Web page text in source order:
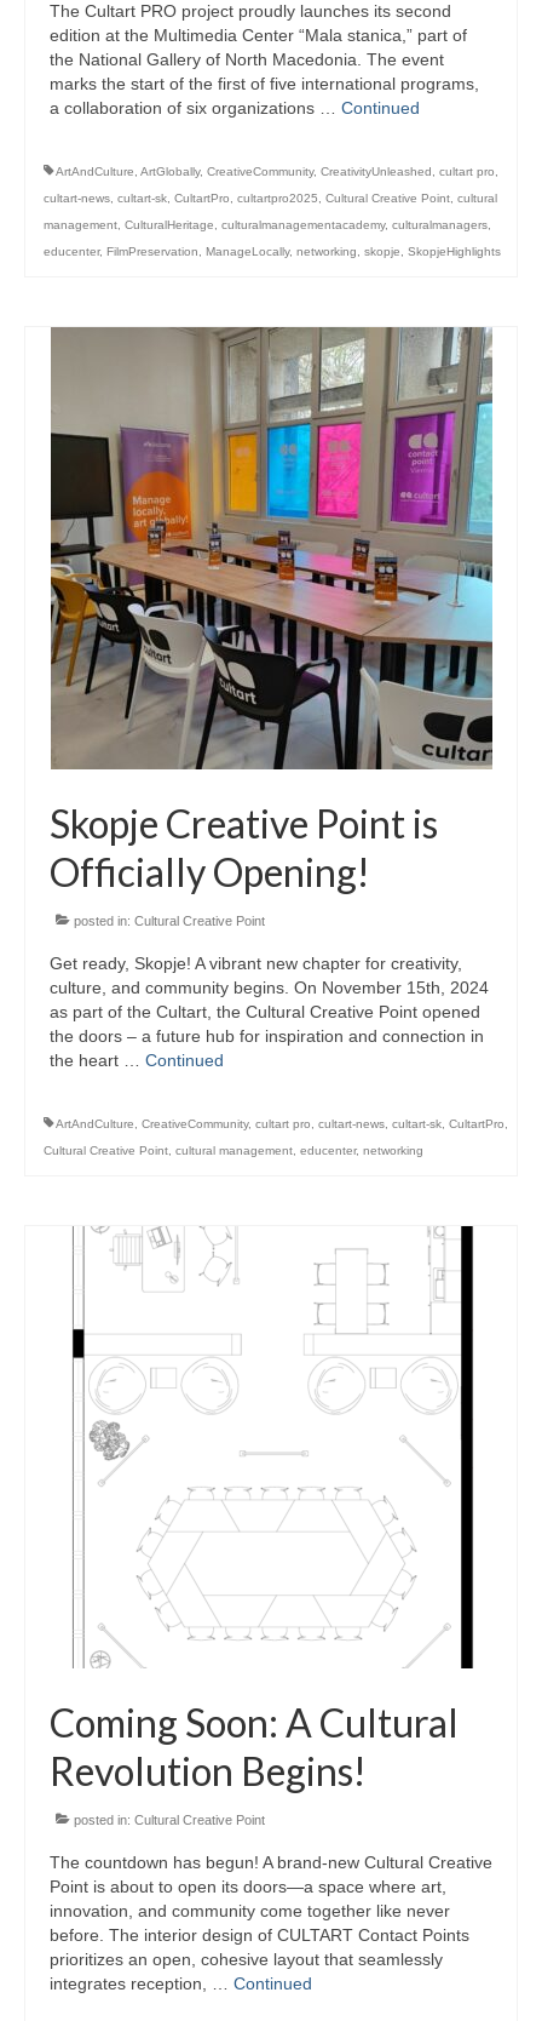
The Cultart PRO project proudly launches its second
edition at the Multimedia Center “Mala stanica,” part of
the National Gallery of North Macedonia. The event
marks the start of the first of five international programs,
a collaboration of six organizations … Continued
ArtAndCulture ArtGlobally, CreativeCommunity, CreativityUnleashed cultart pro
cultart-news cultart-sk CultartPro cultartpro2025 Cultural Creative Point cultural
management CulturalHeritage culturalmanagementacademy, culturalmanagers
educenter, FilmPreservation ManageLocally, networking skopje SkopjeHighlights
Skopje Creative Point is
Officially Opening!
posted in: Cultural Creative Point
Get ready, Skopje! A vibrant new chapter for creativity,
culture, and community begins. On November 15th, 2024
as part of the Cultart, the Cultural Creative Point opened
the doors – a future hub for inspiration and connection in
the heart … Continued
ArtAndCulture CreativeCommunity, cultart pro cultart-news cultart-sk CultartPro
Cultural Creative Point cultural management educenter, networking
Coming Soon: A Cultural
Revolution Begins!
posted in: Cultural Creative Point
The countdown has begun! A brand-new Cultural Creative
Point is about to open its doors—a space where art,
innovation, and community come together like never
before. The interior design of CULTART Contact Points
prioritizes an open, cohesive layout that seamlessly
integrates reception, … Continued